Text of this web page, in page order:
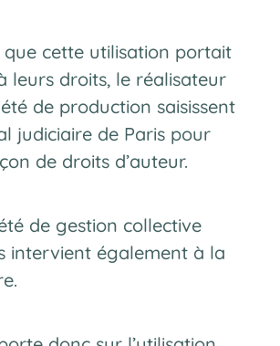
que cette utilisation portait
leurs droits, le réalisateur
de production saisissent
judiciaire de Paris pour
de droits d’auteur.
de gestion collective
intervient également à la